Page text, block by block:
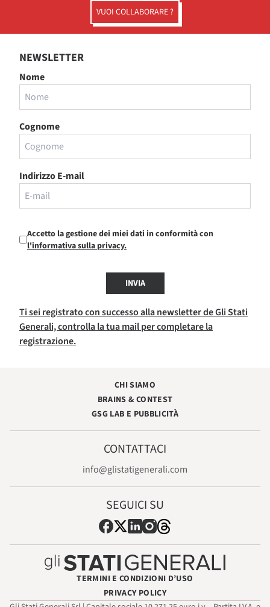
VUOI COLLABORARE ?
NEWSLETTER
Nome
Cognome
Indirizzo E-mail
Accetto la gestione dei miei dati in conformità con
l'informativa sulla privacy.
INVIA
Ti sei registrato con successo alla newsletter de Gli Stati
Generali, controlla la tua mail per completare la
registrazione.
CHI SIAMO
BRAINS & CONTEST
GSG LAB E PUBBLICITÀ
CONTATTACI
info@glistatigenerali.com
SEGUICI SU
TERMINI E CONDIZIONI D’USO
PRIVACY POLICY